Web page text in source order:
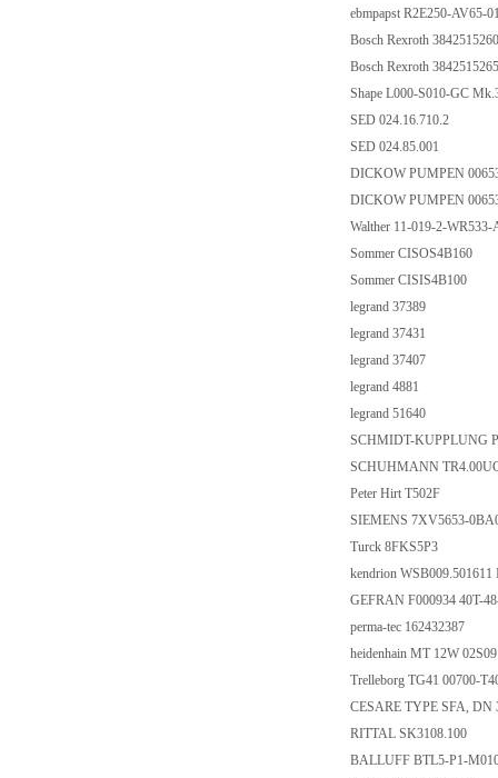
ebmpapst R2E250-AV65-
Bosch Rexroth
Bosch Rexroth
Shape L000-S010-GC
SED 024.16.710.2
SED 024.85.001
DICKOW PUMPEN
DICKOW PUMPEN
Walther 11-019-2-
Sommer CISOS4B160
Sommer CISIS4B100
legrand 37389
legrand 37431
legrand 37407
legrand 4881
legrand 51640
SCHMIDT-KUPPLUNG
SCHUHMANN
Peter Hirt T502F
SIEMENS 7XV5653-
Turck 8FKS5P3
kendrion
GEFRAN F000934 40T-
perma-tec 162432387
heidenhain MT 12W
Trelleborg TG41 00700-
CESARE TYPE SFA,
RITTAL SK3108.100
BALLUFF BTL5-P1-